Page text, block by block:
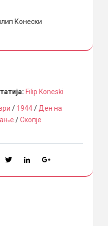
Конески
Filip Koneski
/ 1944/ Ден на
/Скопје